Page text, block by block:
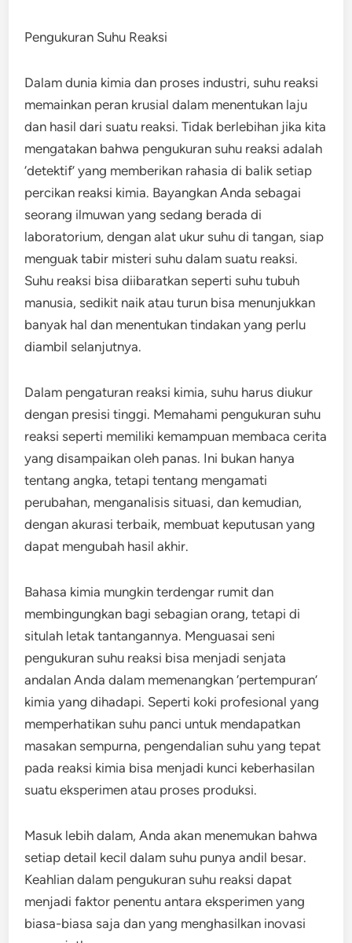
Pengukuran Suhu Reaksi
Dalam dunia kimia dan proses industri, suhu reaksi
memainkan peran krusial dalam menentukan laju
dan hasil dari suatu reaksi. Tidak berlebihan jika kita
mengatakan bahwa pengukuran suhu reaksi adalah
‘detektif’ yang memberikan rahasia di balik setiap
percikan reaksi kimia. Bayangkan Anda sebagai
seorang ilmuwan yang sedang berada di
laboratorium, dengan alat ukur suhu di tangan, siap
menguak tabir misteri suhu dalam suatu reaksi.
Suhu reaksi bisa diibaratkan seperti suhu tubuh
manusia, sedikit naik atau turun bisa menunjukkan
banyak hal dan menentukan tindakan yang perlu
diambil selanjutnya.
Dalam pengaturan reaksi kimia, suhu harus diukur
dengan presisi tinggi. Memahami pengukuran suhu
reaksi seperti memiliki kemampuan membaca cerita
yang disampaikan oleh panas. Ini bukan hanya
tentang angka, tetapi tentang mengamati
perubahan, menganalisis situasi, dan kemudian,
dengan akurasi terbaik, membuat keputusan yang
dapat mengubah hasil akhir.
Bahasa kimia mungkin terdengar rumit dan
membingungkan bagi sebagian orang, tetapi di
situlah letak tantangannya. Menguasai seni
pengukuran suhu reaksi bisa menjadi senjata
andalan Anda dalam memenangkan ‘pertempuran’
kimia yang dihadapi. Seperti koki profesional yang
memperhatikan suhu panci untuk mendapatkan
masakan sempurna, pengendalian suhu yang tepat
pada reaksi kimia bisa menjadi kunci keberhasilan
suatu eksperimen atau proses produksi.
Masuk lebih dalam, Anda akan menemukan bahwa
setiap detail kecil dalam suhu punya andil besar.
Keahlian dalam pengukuran suhu reaksi dapat
menjadi faktor penentu antara eksperimen yang
biasa-biasa saja dan yang menghasilkan inovasi